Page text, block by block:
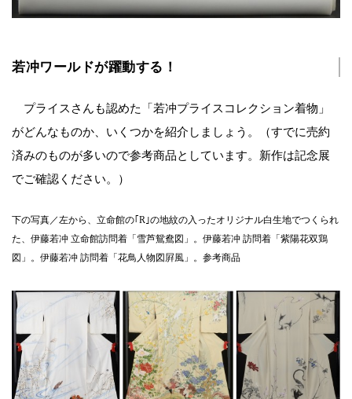
若冲ワールドが躍動する！
プライスさんも認めた「若冲プライスコレクション着物」
がどんなものか、いくつかを紹介しましょう。（すでに売約
済みのものが多いので参考商品としています。新作は記念展
でご確認ください。）
下の写真／左から、立命館の｢R｣の地紋の入ったオリジナル白生地でつくられ
た、伊藤若冲 立命館訪問着「雪芦鴛鴦図」。伊藤若冲 訪問着「紫陽花双鶏
図」。伊藤若冲 訪問着「花鳥人物図屛風」。参考商品